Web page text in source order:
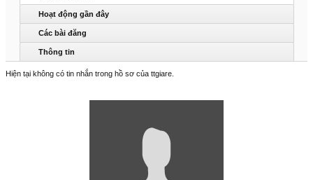
Hoạt động gần đây
Các bài đăng
Thông tin
Hiện tại không có tin nhắn trong hồ sơ của ttgiare.